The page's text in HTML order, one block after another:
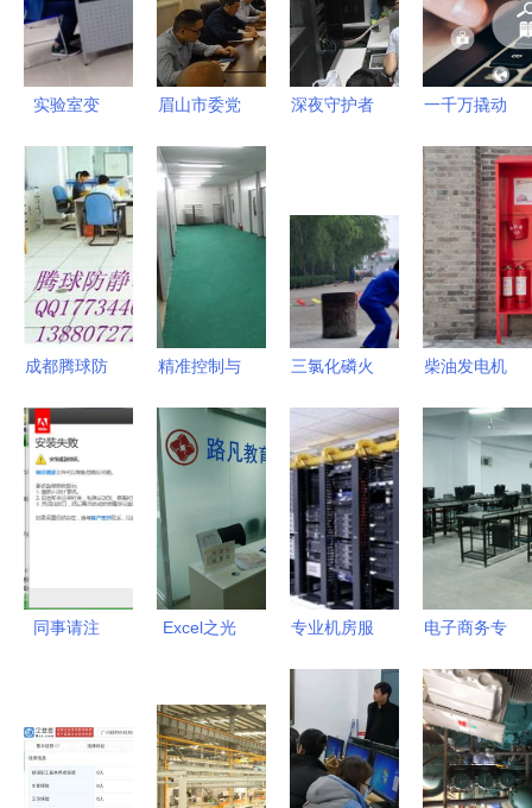
可靠卫士
实验室变
热议 河南
经贸学院回
应机房调整
与维护需求
眉山市委党
校考察调研
计算机房维
护服务
深夜守护者
一千万撬动
都十条政策
助力工业互
联网与机房
服务创新
成都腾球防
承载强、易
维护、防噪
的机房解决
精准控制与
重 化工车
间地面材料
的理想选择
三氯化磷火
与计算机房
维护服务的
安全管理
柴油发电机
计规范与计
算机房维护
服务的深度
融合
同事请注
Adobe CS6
产品？小心
Excel之光
高效办公与
计算机房专
专业机房服
布线到整体
工程维护的
一站式解决
电子商务专
路 借计算
机房维护服
务拓宽职业